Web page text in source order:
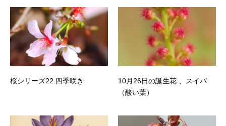
桜シリーズ22.四季咲き
10月26日の誕生花 、スイバ
（酸い葉）